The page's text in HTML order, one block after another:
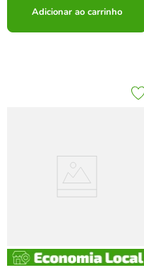
Adicionar ao carrinho